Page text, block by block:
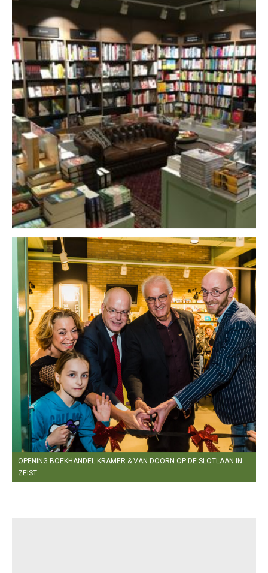
OPENING BOEKHANDEL KRAMER & VAN DOORN OP DE SLOTLAAN IN
ZEIST